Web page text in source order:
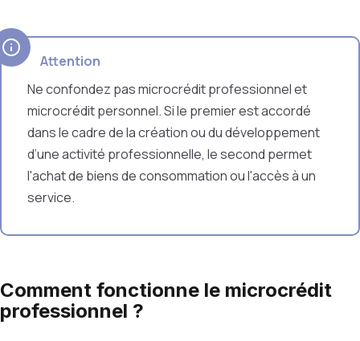
Attention
Ne confondez pas microcrédit professionnel et
microcrédit personnel. Si le premier est accordé
dans le cadre de la création ou du développement
d’une activité professionnelle, le second permet
l'achat de biens de consommation ou l'accès à un
service.
Comment fonctionne le microcrédit
professionnel ?